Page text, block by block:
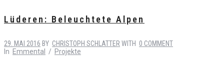
Lüderen: Beleuchtete Alpen
29. MAI 2016 BY CHRISTOPH SCHLATTER WITH 0 COMMENT
In Emmental / Projekte